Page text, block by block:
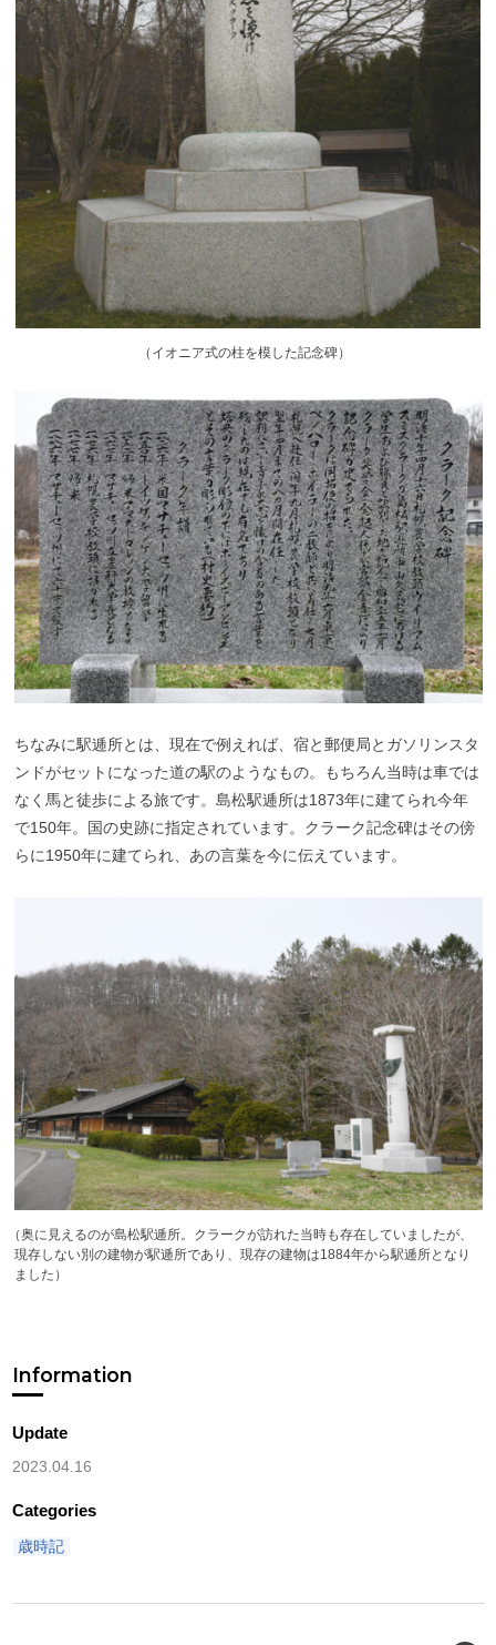
（ イオニア式の柱を模した記念碑）
ちなみに駅逓所とは、現在で例えれば、宿と郵便局とガソリンスタ
ンドがセットになった道の駅のようなもの。もちろん当時は車では
なく馬と徒歩による旅です。島松駅逓所は1873年に建てられ今年
で150年。国の史跡に指定されています。クラーク記念碑はその傍
らに1950年に建てられ、あの言葉を今に伝えています。
（奥に見えるのが島松駅逓所。クラークが訪れた当時も存在していましたが、
現存しない別の建物が駅逓所であり、現存の建物は1884年から駅逓所となり
ました）
Information
Update
2023.04.16
Categories
歳時記